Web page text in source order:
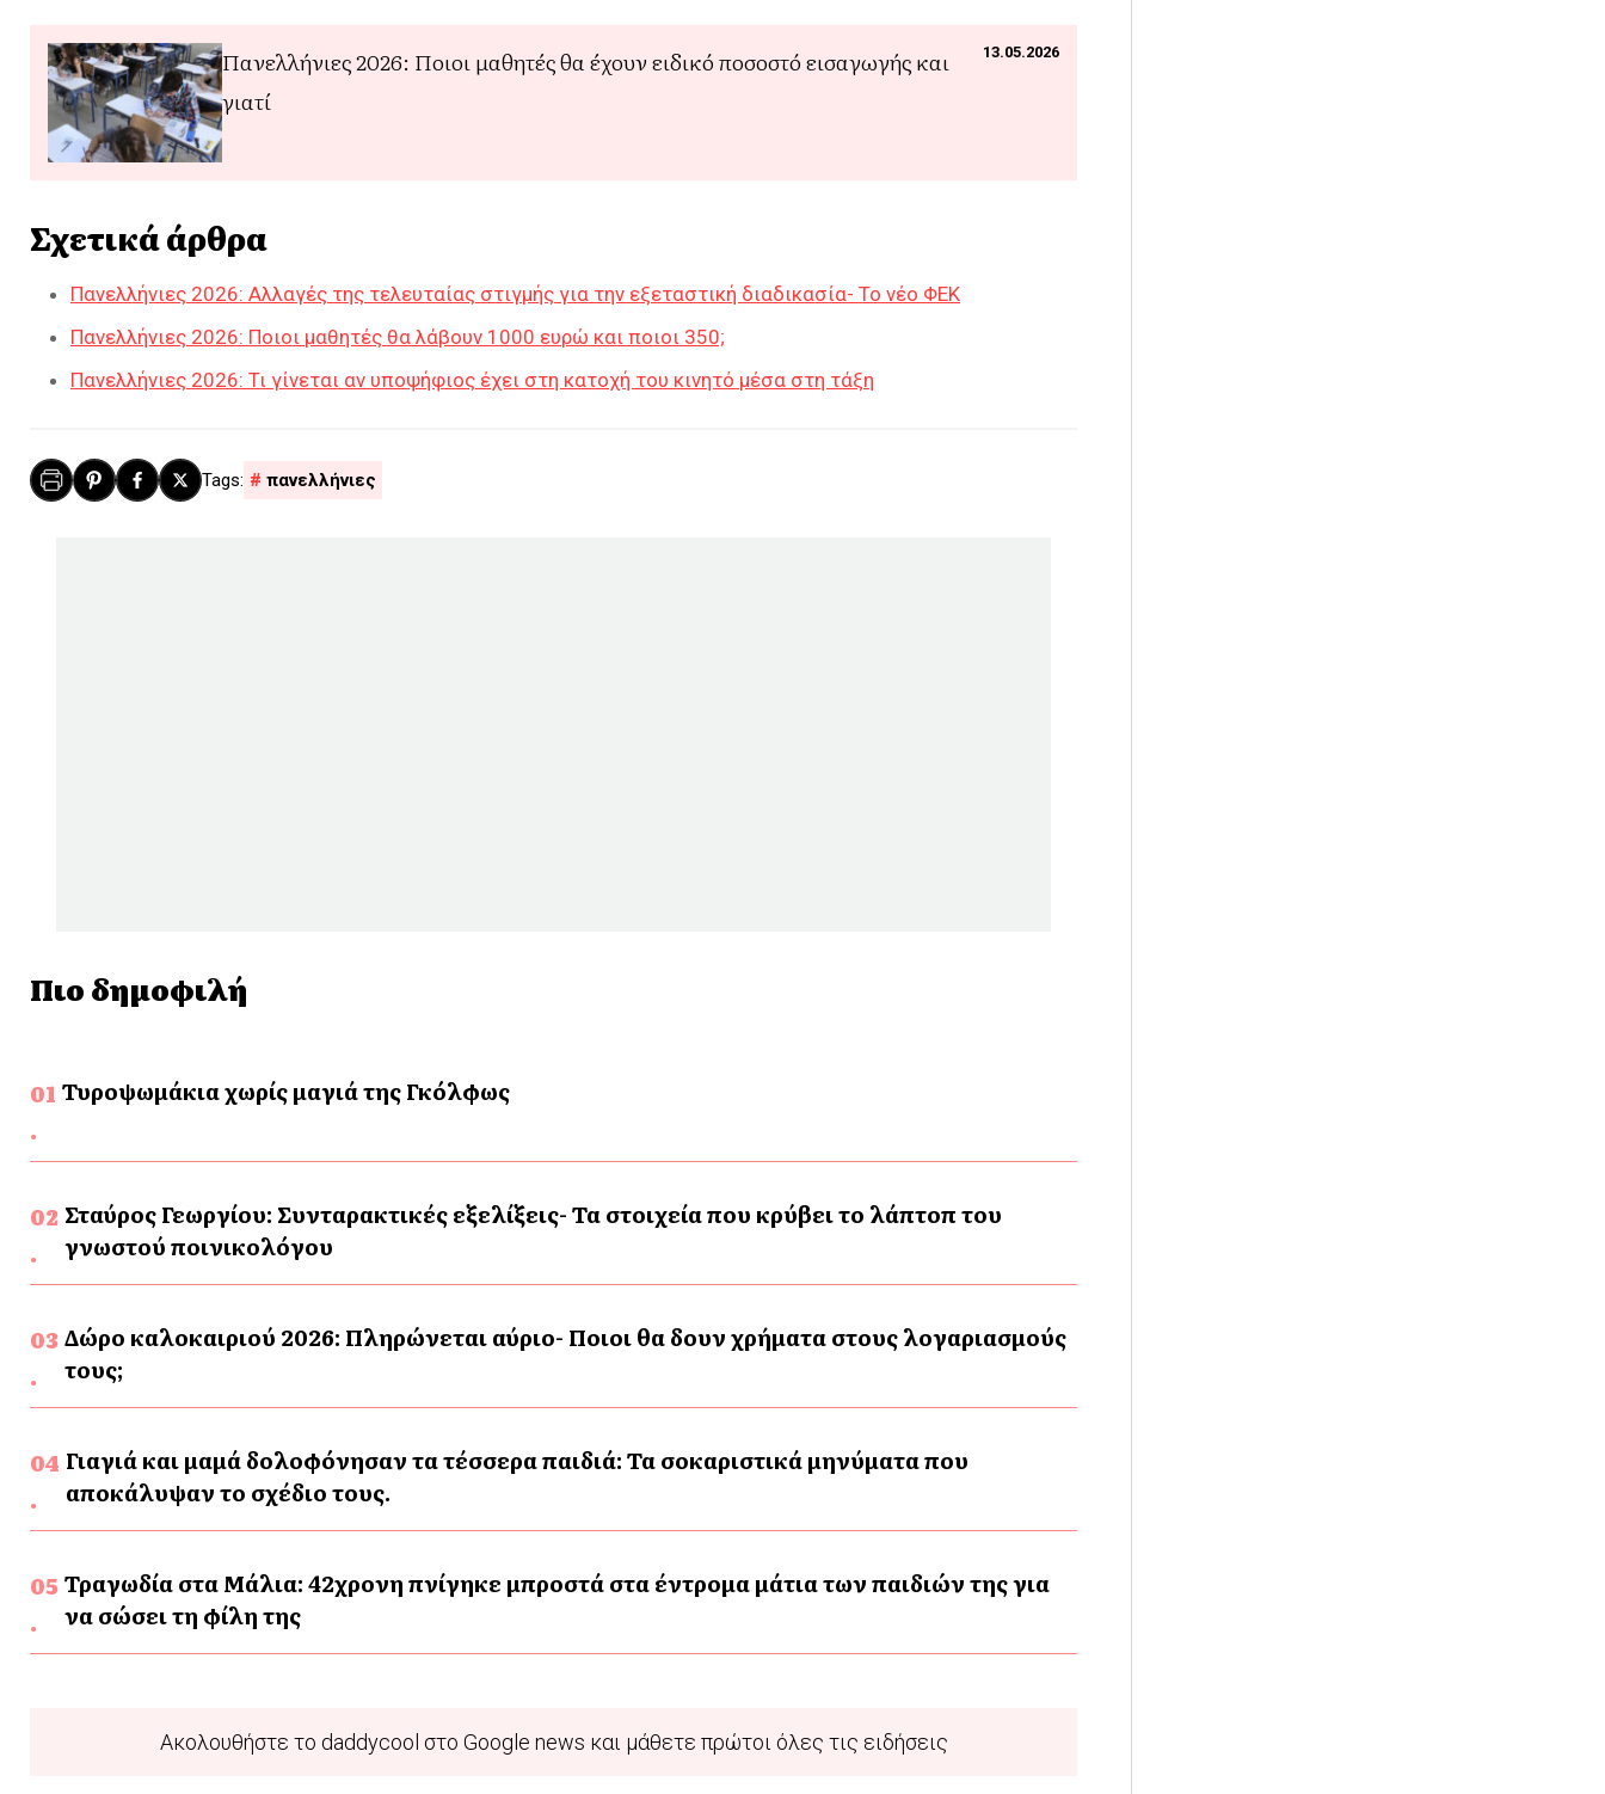
13.05.2026
Πανελλήνιες 2026: Ποιοι μαθητές θα έχουν ειδικό ποσοστό εισαγωγής και
γιατί
Σχετικά άρθρα
Πανελλήνιες 2026: Αλλαγές της τελευταίας στιγμής για την εξεταστική διαδικασία- Το νέο ΦΕΚ
Πανελλήνιες 2026: Ποιοι μαθητές θα λάβουν 1000 ευρώ και ποιοι 350;
Πανελλήνιες 2026: Τι γίνεται αν υποψήφιος έχει στη κατοχή του κινητό μέσα στη τάξη
πανελλήνιες
Πιο δημοφιλή
Τυροψωμάκια χωρίς μαγιά της Γκόλφως
Σταύρος Γεωργίου: Συνταρακτικές εξελίξεις- Τα στοιχεία που κρύβει το λάπτοπ του
γνωστού ποινικολόγου
Δώρο καλοκαιριού 2026: Πληρώνεται αύριο- Ποιοι θα δουν χρήματα στους λογαριασμούς
τους;
Γιαγιά και μαμά δολοφόνησαν τα τέσσερα παιδιά: Τα σοκαριστικά μηνύματα που
αποκάλυψαν το σχέδιο τους.
Τραγωδία στα Μάλια: 42χρονη πνίγηκε μπροστά στα έντρομα μάτια των παιδιών της για
να σώσει τη φίλη της
Ακολουθήστε το daddycool στο Google news και μάθετε πρώτοι όλες τις ειδήσεις